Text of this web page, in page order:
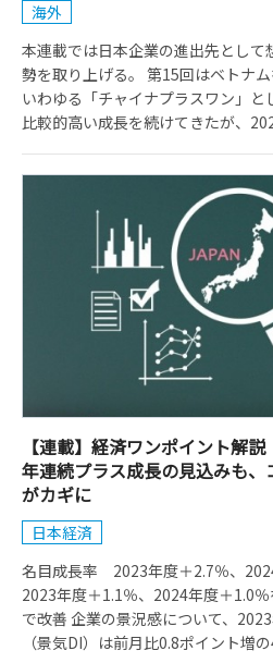
海外
本連載では日本企業の進出先として
勢を取り上げる。 第15回はベトナム
いわゆる「チャイナプラスワン」と
比較的高い成長を続けてきたが、
【連載】経済ワンポイント解
年連続プラス成長の見込みも
がカギに
日本経済
名目成長率 2023年度＋2.7％、
2023年度＋1.1％、2024年度＋1.0
で改善 企業の景況感について、
（景気DI）は前月比0.8ポイント増